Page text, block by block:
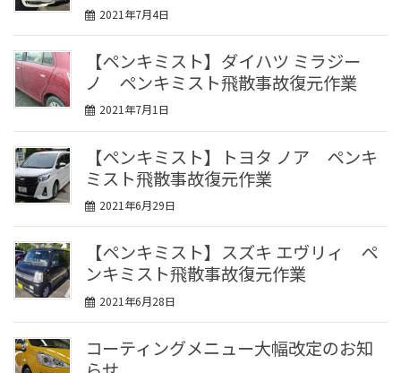
2021年7月4日
【ペンキミスト】ダイハツ ミラジー
ノ ペンキミスト飛散事故復元作業
2021年7月1日
【ペンキミスト】トヨタ ノア ペンキ
ミスト飛散事故復元作業
2021年6月29日
【ペンキミスト】スズキ エヴリィ ペ
ンキミスト飛散事故復元作業
2021年6月28日
コーティングメニュー大幅改定のお知